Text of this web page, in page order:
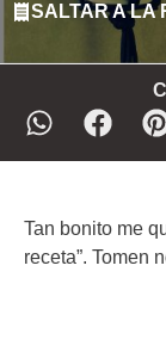
SALTAR A LA
Tan bonito me
receta”. Tomen